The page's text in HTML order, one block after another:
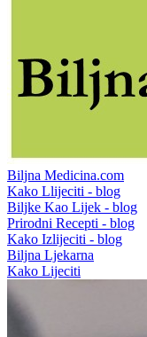
Biljna Medicina.com
Kako Llijeciti - blog
Biljke Kao Lijek - blog
Prirodni Recepti - blog
Kako Izlijeciti - blog
Biljna Ljekarna
Kako Lijeciti